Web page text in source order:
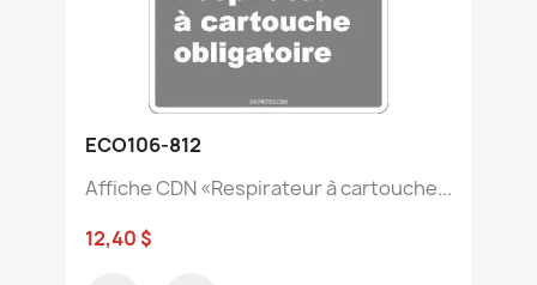
ECO106-812
Affiche CDN «Respirateur à cartouche...
12,40 $